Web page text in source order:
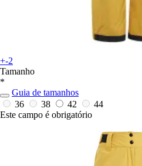
+-2
Tamanho
*
Guia de tamanhos
36
38 42
44
Este campo é obrigatório